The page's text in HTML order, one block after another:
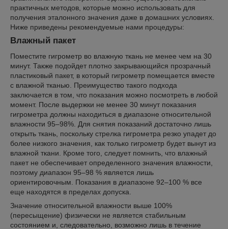
практичных методов, которые можно использовать для
получения эталонного значения даже в домашних условиях.
Ниже приведены рекомендуемые нами процедуры:
Влажный пакет
Поместите гигрометр во влажную ткань не менее чем на 30
минут. Также подойдет плотно закрывающийся прозрачный
пластиковый пакет, в который гигрометр помещается вместе
с влажной тканью. Преимущество такого подхода
заключается в том, что показания можно посмотреть в любой
момент. После выдержки не менее 30 минут показания
гигрометра должны находиться в диапазоне относительной
влажности 95–98%. Для снятия показаний достаточно лишь
открыть ткань, поскольку стрелка гигрометра резко упадет до
более низкого значения, как только гигрометр будет вынут из
влажной ткани. Кроме того, следует помнить, что влажный
пакет не обеспечивает определенного значения влажности,
поэтому диапазон 95–98 % является лишь
ориентировочным. Показания в диапазоне 92–100 % все
еще находятся в пределах допуска.
Значение относительной влажности выше 100%
(пересыщение) физически не является стабильным
состоянием и, следовательно, возможно лишь в течение